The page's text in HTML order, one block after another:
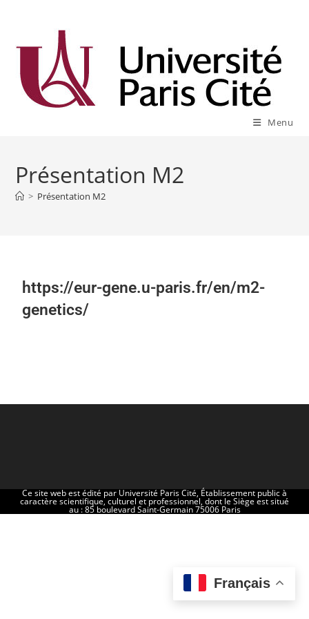
Menu
Présentation M2
> Présentation M2
https://eur-gene.u-paris.fr/en/m2-
genetics/
Ce site web est édité par Université Paris Cité, Établissement public à
caractère scientifique, culturel et professionnel, dont le Siège est situé
au : 85 boulevard Saint-Germain 75006 Paris